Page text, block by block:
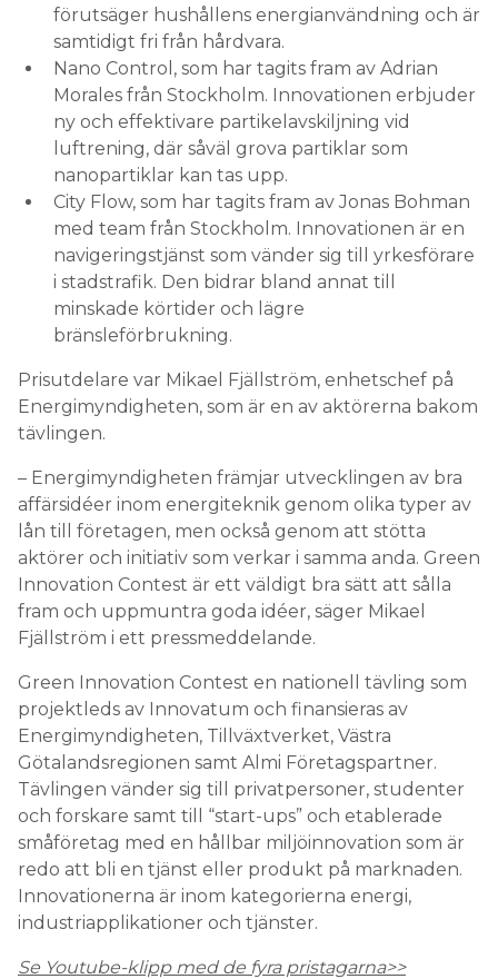
förutsäger hushållens energianvändning och är
samtidigt fri från hårdvara.
Nano Control, som har tagits fram av Adrian
Morales från Stockholm. Innovationen erbjuder
ny och effektivare partikelavskiljning vid
luftrening, där såväl grova partiklar som
nanopartiklar kan tas upp.
City Flow, som har tagits fram av Jonas Bohman
med team från Stockholm. Innovationen är en
navigeringstjänst som vänder sig till yrkesförare
i stadstrafik. Den bidrar bland annat till
minskade körtider och lägre
bränsleförbrukning.
Prisutdelare var Mikael Fjällström, enhetschef på
Energimyndigheten, som är en av aktörerna bakom
tävlingen.
– Energimyndigheten främjar utvecklingen av bra
affärsidéer inom energiteknik genom olika typer av
lån till företagen, men också genom att stötta
aktörer och initiativ som verkar i samma anda. Green
Innovation Contest är ett väldigt bra sätt att sålla
fram och uppmuntra goda idéer, säger Mikael
Fjällström i ett pressmeddelande.
Green Innovation Contest en nationell tävling som
projektleds av Innovatum och finansieras av
Energimyndigheten, Tillväxtverket, Västra
Götalandsregionen samt Almi Företagspartner.
Tävlingen vänder sig till privatpersoner, studenter
och forskare samt till “start-ups” och etablerade
småföretag med en hållbar miljöinnovation som är
redo att bli en tjänst eller produkt på marknaden.
Innovationerna är inom kategorierna energi,
industriapplikationer och tjänster.
Se Youtube-klipp med de fyra pristagarna>>